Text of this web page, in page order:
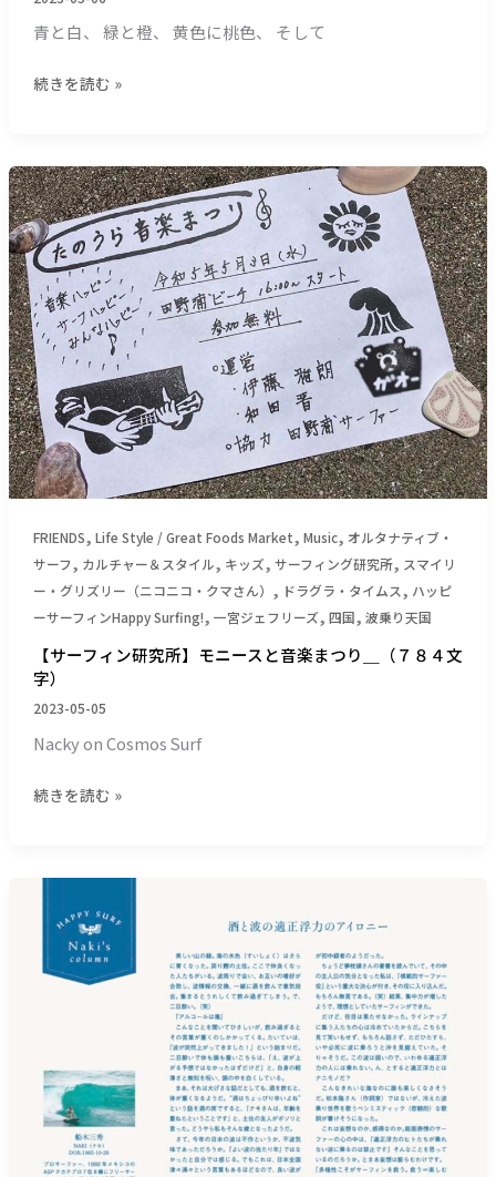
青と白、 緑と橙、 黄色に桃色、 そして
ー
ー
（１
６
５
７
文
字）
続きを読む »
FRIENDS, Life Style / Great Foods Market, Music, オルタナティブ・
サーフ, カルチャー＆スタイル, キッズ, サーフィング研究所, スマイリ
ー・グリズリー（ニコニコ・クマさん） , ドラグラ・タイムス, ハッピ
ーサーフィンHappy Surfing!, 一宮ジェフリーズ, 四国, 波乗り天国
【サーフィン研究所】モニースと音楽まつり＿（７８４文
字）
2023-05-05
Nacky on Cosmos Surf
【サ
ー
フ
ィ
ン
研
究
所】
モ
ニ
ー
ス
と
楽
ま
つ
り
（７
８
４
文
続きを読む »
【2022/11_Blue.
巻
頭
コ
り】
＿
酒
波